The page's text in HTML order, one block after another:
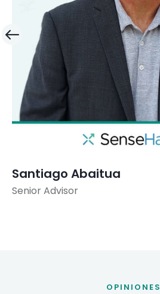
Santiago Abaitua
Senior Advisor
OPINIONES